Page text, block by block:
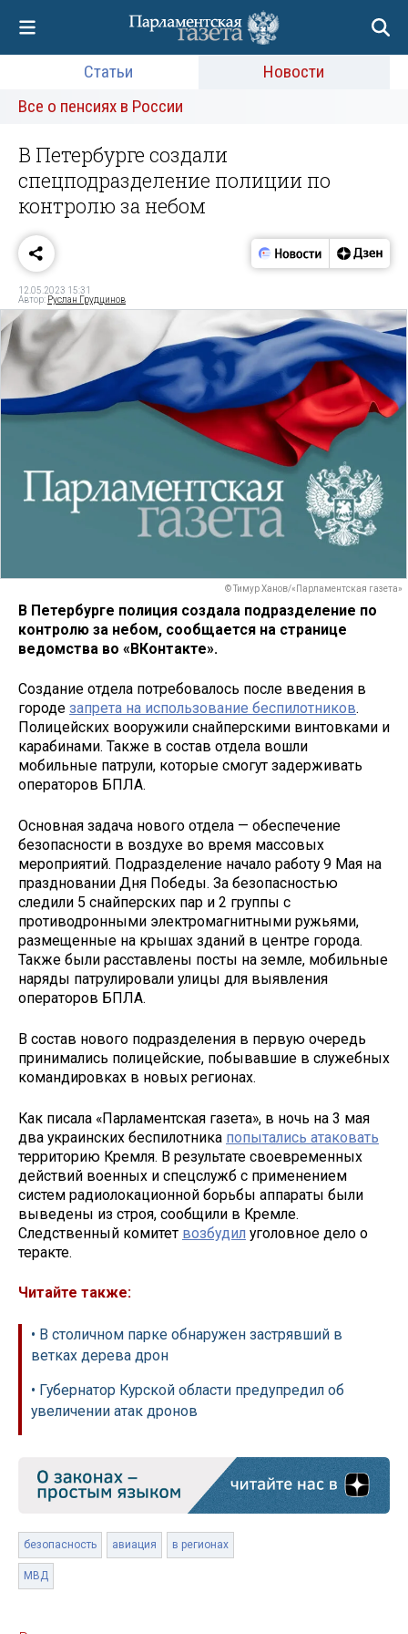
Статьи
Новости
Все о пенсиях в России
В Петербурге создали
спецподразделение полиции по
контролю за небом
12.05.2023 15:31
Автор: Руслан Грудцинов
© Тимур Ханов/«Парламентская газета»
В Петербурге полиция создала подразделение по
контролю за небом, сообщается на странице
ведомства во «ВКонтакте».
Создание отдела потребовалось после введения в
городе запрета на использование беспилотников.
Полицейских вооружили снайперскими винтовками и
карабинами. Также в состав отдела вошли
мобильные патрули, которые смогут задерживать
операторов БПЛА.
Основная задача нового отдела — обеспечение
безопасности в воздухе во время массовых
мероприятий. Подразделение начало работу 9 Мая на
праздновании Дня Победы. За безопасностью
следили 5 снайперских пар и 2 группы с
противодронными электромагнитными ружьями,
размещенные на крышах зданий в центре города.
Также были расставлены посты на земле, мобильные
наряды патрулировали улицы для выявления
операторов БПЛА.
В состав нового подразделения в первую очередь
принимались полицейские, побывавшие в служебных
командировках в новых регионах.
Как писала «Парламентская газета», в ночь на 3 мая
два украинских беспилотника попытались атаковать
территорию Кремля. В результате своевременных
действий военных и спецслужб с применением
систем радиолокационной борьбы аппараты были
выведены из строя, сообщили в Кремле.
Следственный комитет возбудил уголовное дело о
теракте.
Читайте также:
• В столичном парке обнаружен застрявший в
ветках дерева дрон
• Губернатор Курской области предупредил об
увеличении атак дронов
безопасность авиация в регионах
МВД